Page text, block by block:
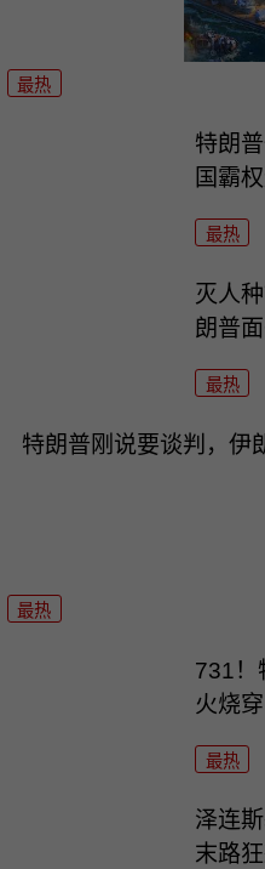
最热
特朗
国霸
最热
灭人
朗普
最热
特朗普刚说要谈判，伊
最热
731！
火烧
最热
泽连
末路狂